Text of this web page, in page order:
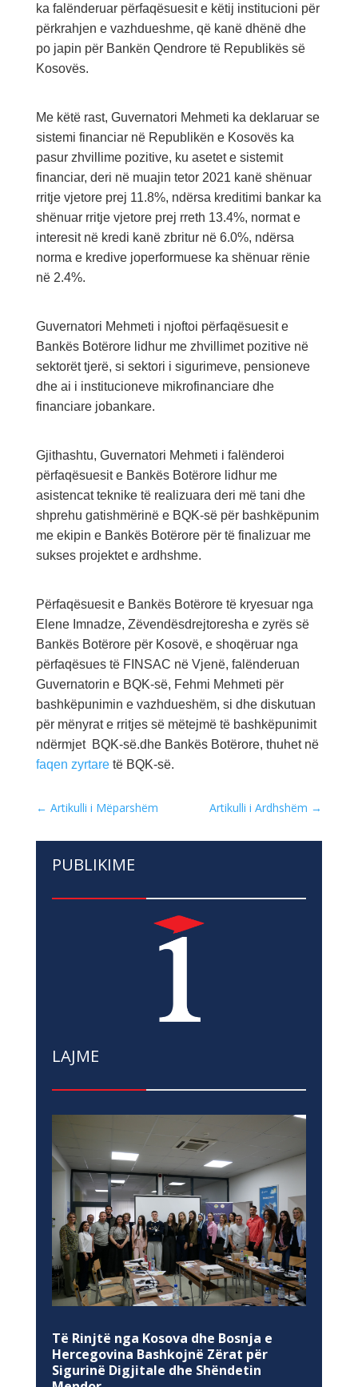
ka falënderuar përfaqësuesit e këtij institucioni për
përkrahjen e vazhdueshme, që kanë dhënë dhe
po japin për Bankën Qendrore të Republikës së
Kosovës.
Me këtë rast, Guvernatori Mehmeti ka deklaruar se
sistemi financiar në Republikën e Kosovës ka
pasur zhvillime pozitive, ku asetet e sistemit
financiar, deri në muajin tetor 2021 kanë shënuar
rritje vjetore prej 11.8%, ndërsa kreditimi bankar ka
shënuar rritje vjetore prej rreth 13.4%, normat e
interesit në kredi kanë zbritur në 6.0%, ndërsa
norma e kredive joperformuese ka shënuar rënie
në 2.4%.
Guvernatori Mehmeti i njoftoi përfaqësuesit e
Bankës Botërore lidhur me zhvillimet pozitive në
sektorët tjerë, si sektori i sigurimeve, pensioneve
dhe ai i institucioneve mikrofinanciare dhe
financiare jobankare.
Gjithashtu, Guvernatori Mehmeti i falënderoi
përfaqësuesit e Bankës Botërore lidhur me
asistencat teknike të realizuara deri më tani dhe
shprehu gatishmërinë e BQK-së për bashkëpunim
me ekipin e Bankës Botërore për të finalizuar me
sukses projektet e ardhshme.
Përfaqësuesit e Bankës Botërore të kryesuar nga
Elene Imnadze, Zëvendësdrejtoresha e zyrës së
Bankës Botërore për Kosovë, e shoqëruar nga
përfaqësues të FINSAC në Vjenë, falënderuan
Guvernatorin e BQK-së, Fehmi Mehmeti për
bashkëpunimin e vazhdueshëm, si dhe diskutuan
për mënyrat e rritjes së mëtejmë të bashkëpunimit
ndërmjet BQK-së.dhe Bankës Botërore, thuhet në
faqen zyrtaretë BQK-së.
← Artikulli i Mëparshëm Artikulli i Ardhshëm →
PUBLIKIME
LAJME
Të Rinjtë nga Kosova dhe Bosnja e
Hercegovina Bashkojnë Zërat për
Sigurinë Digjitale dhe Shëndetin